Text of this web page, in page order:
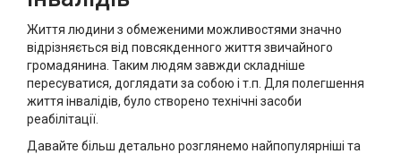
Життя людини з обмеженими можливостями значно
відрізняється від повсякденного життя звичайного
громадянина. Таким людям завжди складніше
пересуватися, доглядати за собою і т.п. Для полегшення
життя інвалідів, було створено технічні засоби
реабілітації.
Давайте більш детально розглянемо найпопулярніші та